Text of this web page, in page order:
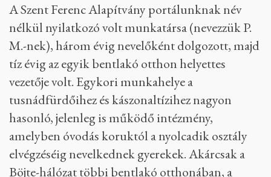
A Szent Ferenc Alapítvány portálunknak név
nélkül nyilatkozó volt munkatársa (nevezzük P.
M.-nek), három évig nevelőként dolgozott, majd
tíz évig az egyik bentlakó otthon helyettes
vezetője volt. Egykori munkahelye a
tusnádfürdőihez és kászonaltízihez nagyon
hasonló, jelenleg is működő intézmény,
amelyben óvodás koruktól a nyolcadik osztály
elvégzéséig nevelkednek gyerekek. Akárcsak a
Böjte-hálózat többi bentlakó otthonában, a